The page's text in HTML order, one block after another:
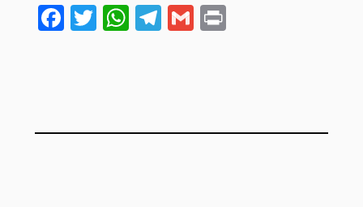
Facebook
Twitter
WhatsApp
Telegram
GmailPrint